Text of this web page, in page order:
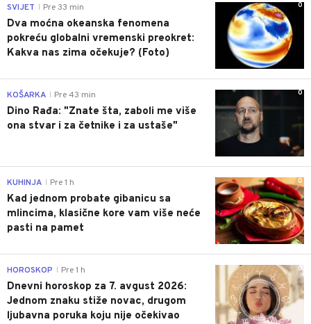
0
SVIJET Pre 33 min
Dva moćna okeanska fenomena
pokreću globalni vremenski preokret:
Kakva nas zima očekuje? (Foto)
0
KOŠARKA Pre 43 min
Dino Rađa: "Znate šta, zaboli me više
ona stvar i za četnike i za ustaše"
0
KUHINJA Pre 1 h
Kad jednom probate gibanicu sa
mlincima, klasične kore vam više neće
pasti na pamet
0
HOROSKOP Pre 1 h
Dnevni horoskop za 7. avgust 2026:
Jednom znaku stiže novac, drugom
ljubavna poruka koju nije očekivao